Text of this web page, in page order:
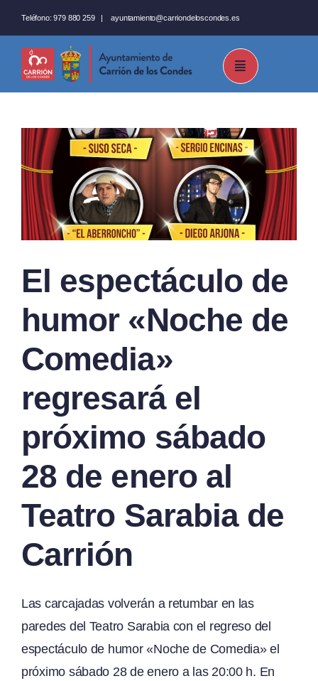
al
contenido
Teléfono: 979 880 259 |ayuntamiento@carriondeloscondes.es
El espectáculo de
humor «Noche de
Comedia»
regresará el
próximo sábado
28 de enero al
Teatro Sarabia de
Carrión
Las carcajadas volverán a retumbar en las
paredes del Teatro Sarabia con el regreso del
espectáculo de humor «Noche de Comedia» el
próximo sábado 28 de enero a las 20:00 h. En